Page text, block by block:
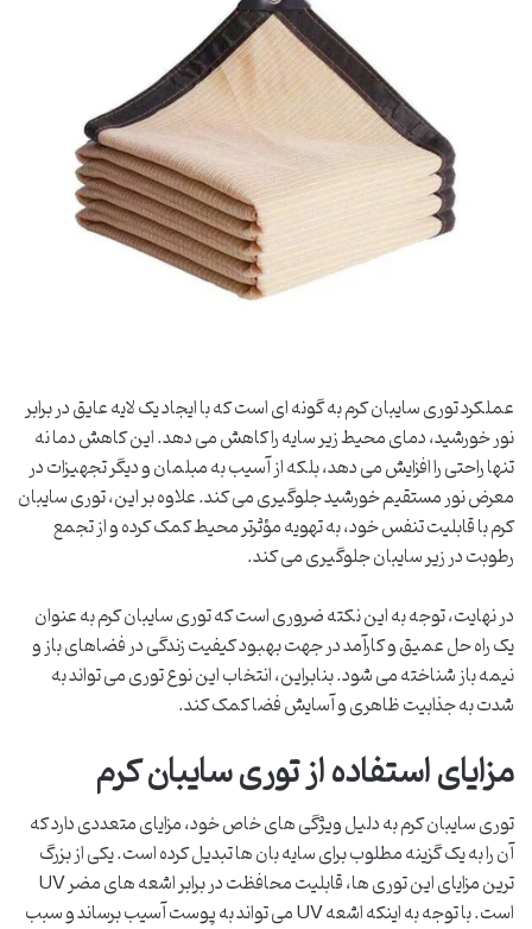
عملکرد توری سایبان کرم به گونه ای است که با ایجاد یک لایه عایق در برابر
نور خورشید، دمای محیط زیر سایه را کاهش می دهد. این کاهش دما نه
تنها راحتی را افزایش می دهد، بلکه از آسیب به مبلمان و دیگر تجهیزات در
معرض نور مستقیم خورشید جلوگیری می کند. علاوه بر این، توری سایبان
کرم با قابلیت تنفس خود، به تهویه مؤثرتر محیط کمک کرده و از تجمع
رطوبت در زیر سایبان جلوگیری می کند.
در نهایت، توجه به این نکته ضروری است که توری سایبان کرم به عنوان
یک راه حل عمیق و کارآمد در جهت بهبود کیفیت زندگی در فضاهای باز و
نیمه باز شناخته می شود. بنابراین، انتخاب این نوع توری می تواند به
شدت به جذابیت ظاهری و آسایش فضا کمک کند.
مزایای استفاده از توری سایبان کرم
توری سایبان کرم به دلیل ویژگی های خاص خود، مزایای متعددی دارد که
آن را به یک گزینه مطلوب برای سایه بان ها تبدیل کرده است. یکی از بزرگ
ترین مزایای این توری ها، قابلیت محافظت در برابر اشعه های مضر UV
است. با توجه به اینکه اشعه UV می تواند به پوست آسیب برساند و سبب